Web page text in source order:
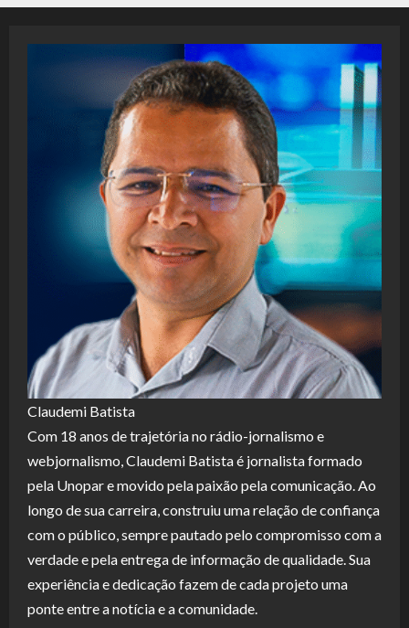
Claudemi Batista
Com 18 anos de trajetória no rádio-jornalismo e
webjornalismo, Claudemi Batista é jornalista formado
pela Unopar e movido pela paixão pela comunicação. Ao
longo de sua carreira, construiu uma relação de confiança
com o público, sempre pautado pelo compromisso com a
verdade e pela entrega de informação de qualidade. Sua
experiência e dedicação fazem de cada projeto uma
ponte entre a notícia e a comunidade.